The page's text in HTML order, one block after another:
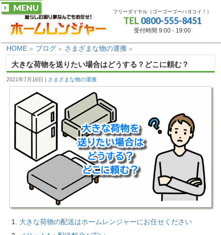
フリーダイヤル（ゴーゴーゴーハヨコイ！）
TEL 0800-555-8451
受付時間 9:00 - 19:00
MENU
HOME » ブログ » さまざまな物の運搬 »
大きな荷物を送りたい場合はどうする？どこに頼む？
2021年7月16日 さまざまな物の運搬
大きな荷物の配送はホームレンジャーにお任せください